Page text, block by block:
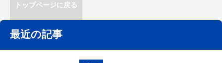
トップページに戻る
最近の記事